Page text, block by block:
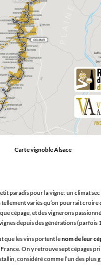
Carte vignoble Alsace
paradis pour la vigne : un climat sec
tellement variés qu’on pourrait croire
cépage, et des vignerons
depuis des générations (parfois
que les vins portent lenom de leur
On y retrouve sept cépages
considéré comme l’un des plus